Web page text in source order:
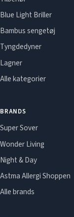
Blue Light Briller
Bambus sengetøj
Tyngdedyner
Lagner
Alle kategorier
BRANDS
Super Sover
Wonder Living
Night & Day
Astma Allergi Shoppen
Alle brands